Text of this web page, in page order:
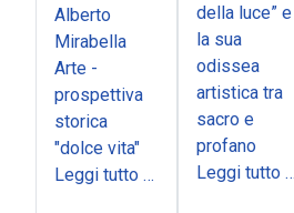
Alberto
Mirabella
Arte -
prospettiva
storica
"dolce vita"
Leggi tutto …
della luce” e
la sua
odissea
artistica tra
sacro e
profano
Leggi tutto …